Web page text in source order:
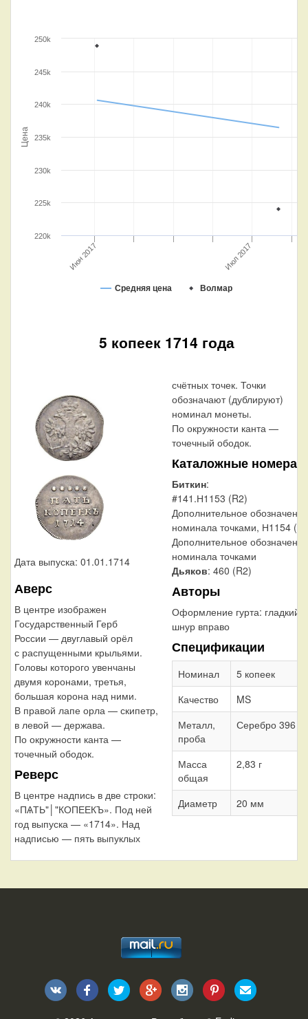
Цена
Средняя цена Волмар
Июн 2017 Июл 2017
220k
225k
230k
235k
240k
245k
250k
5 копеек 1714 года
Дата выпуска: 01.01.1714
Аверс
В центре изображен
Государственный Герб
России — двуглавый орёл
с распущенными крыльями.
Головы которого увенчаны
двумя коронами, третья,
большая корона над ними.
В правой лапе орла — скипетр,
в левой — держава.
По окружности канта —
точечный ободок.
Реверс
В центре надпись в две строки:
«ПѦТЬ"│"КОПЕЕКЪ». Под ней
год выпуска — «1714». Над
надписью — пять выпуклых
счётных точек. Точки
обозначают (дублируют)
номинал монеты.
По окружности канта —
точечный ободок.
Каталожные номера
Биткин:
#141.Н1153 (R2)
Дополнительное обозначение
номинала точками, Н1154
Дополнительное обозначение
номинала точками
Дьяков: 460 (R2)
Авторы
Оформление гурта: гладкий/
шнур вправо
Спецификации
Номинал
5 копеек
Качество
MS
Металл,
проба
Серебро 396
Масса
общая
2,83 г
Диаметр 20 мм